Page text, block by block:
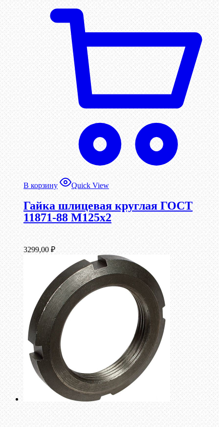
В корзину Quick View
Гайка шлицевая круглая ГОСТ
11871-88 М125х2
3299,00 ₽